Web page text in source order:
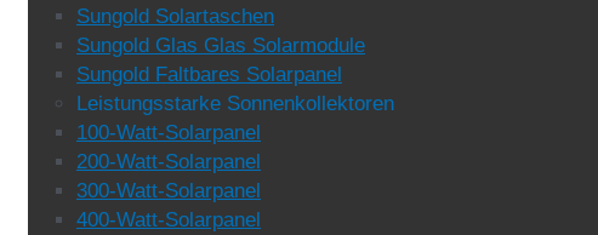
Sungold Solartaschen
Sungold Glas Glas Solarmodule
Sungold Faltbares Solarpanel
Leistungsstarke Sonnenkollektoren
100-Watt-Solarpanel
200-Watt-Solarpanel
300-Watt-Solarpanel
400-Watt-Solarpanel